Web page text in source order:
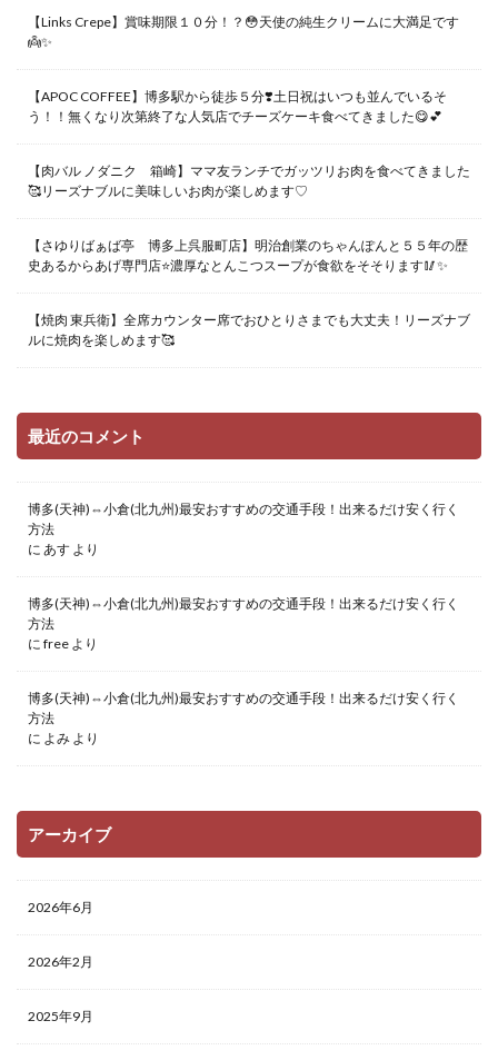
【Links Crepe】賞味期限１０分！？😳天使の純生クリームに大満足です
👼✨
【APOC COFFEE】博多駅から徒歩５分❣️土日祝はいつも並んでいるそ
う！！無くなり次第終了な人気店でチーズケーキ食べてきました😋💕
【肉バル ノダニク 箱崎】ママ友ランチでガッツリお肉を食べてきました
🥰リーズナブルに美味しいお肉が楽しめます♡
【さゆりばぁば亭 博多上呉服町店】明治創業のちゃんぽんと５５年の歴
史あるからあげ専門店⭐️濃厚なとんこつスープが食欲をそそります🥢✨
【焼肉 東兵衛】全席カウンター席でおひとりさまでも大丈夫！リーズナブ
ルに焼肉を楽しめます🥰
最近のコメント
博多(天神)⇔小倉(北九州)最安おすすめの交通手段！出来るだけ安く行く
方法
に あす より
博多(天神)⇔小倉(北九州)最安おすすめの交通手段！出来るだけ安く行く
方法
に free より
博多(天神)⇔小倉(北九州)最安おすすめの交通手段！出来るだけ安く行く
方法
に よみ より
アーカイブ
2026年6月
2026年2月
2025年9月